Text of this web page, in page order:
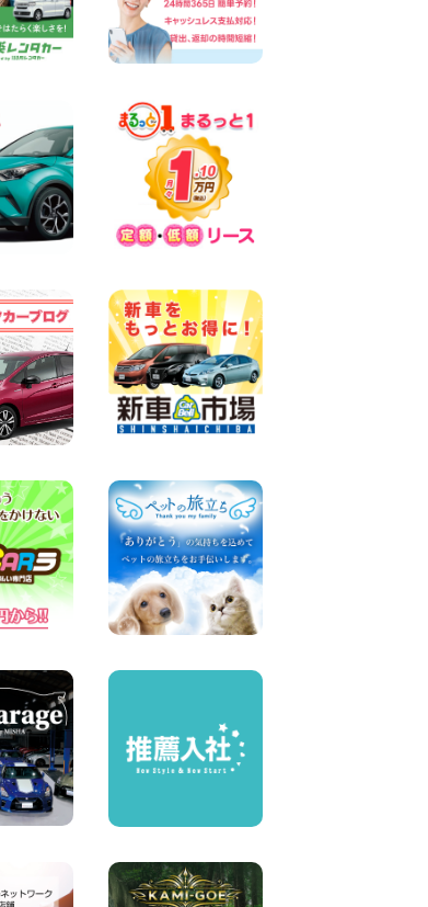
楽しい佐渡旅行を守るために!
安全運転のお願い 新潟県 両
津店
日産セレナが新入荷!!中川か
の里店!! 愛知県 中川かの里店
100円レンタカー 中川かの里
2026年08月07日
☆ 夏休みクーポン登場!最大
9,500円おトク! ☆ 鳥取県 鳥
取青谷店
人気のハイエース!! 大阪府 寝
屋川太間東町店
100円レンタカー 寝屋川太間東町
2026年08月07日
夏季休暇のお知らせ 東京都
墨田両国店
100円レンタカー 墨田両国
2026年08月07日
墨田文花店
100円レンタカー 墨田文花
2026年08月07日
お盆も休まず営業します! 神
奈川県 横浜旭南本宿町店
100円レンタカー 横浜旭南本宿町
2026年08月07日
お引越しに便利で最適!(禁煙
100円レンタカー 坂出川津
2026年08月07日
【カーシェアのレンタカーが
2台になりました!】 岐阜県 各
務原那加店
100円レンタカー 各務原那加
空き有ります!!コンパクト
多数!!関東圏必見♪ 東京都 町
100円レンタカー 町田根岸